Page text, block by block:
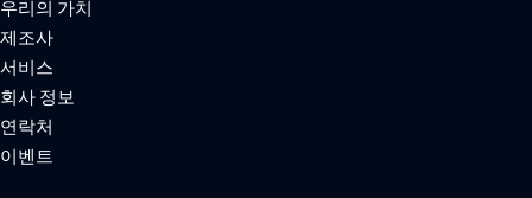
우리의 가치
제조사
서비스
회사 정보
연락처
이벤트